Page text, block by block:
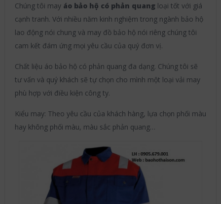
Chúng tôi may áo bảo hộ có phản quang loại tốt với giá
cạnh tranh. Với nhiều năm kinh nghiệm trong ngành bảo hộ
lao động nói chung và may đồ bảo hộ nói riêng chúng tôi
cam kết đám ứng mọi yêu cầu của quý đơn vị.
Chất liệu áo bảo hộ có phản quang đa dạng. Chúng tôi sẽ
tư vấn và quý khách sẽ tự chọn cho mình một loại vải may
phù hợp với điều kiện công ty.
Kiểu may: Theo yêu cầu của khách hàng, lựa chọn phối màu
hay không phối màu, màu sắc phản quang…